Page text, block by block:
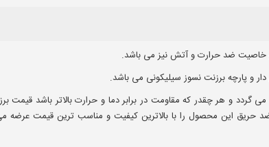
خاصیت ضد حرارت و آتش نیز می باشد.
و پارچه برزنت نسوز سیلیکونی می باشد.
و هر چقدر که مقاومت در برابر دما و حرارت بالاتر باشد قیمت
حریق این محصول را با بالاترین کیفیت و مناسب ترین قیمت عرضه